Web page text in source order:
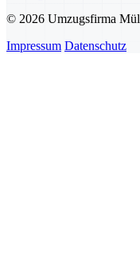
© 2026 Umzugsfirma
Impressum Datenschutz